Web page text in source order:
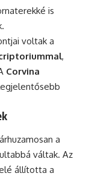
is
voltak a
,
Corvina
a
váltak. Az
állította a